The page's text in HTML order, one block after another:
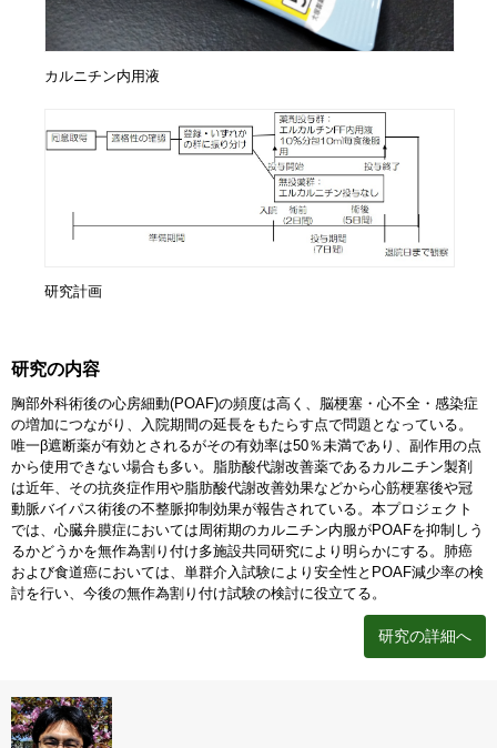
カルニチン内用液
研究計画
研究の内容
胸部外科術後の心房細動(POAF)の頻度は高く、脳梗塞・心不全・感染症
の増加につながり、入院期間の延長をもたらす点で問題となっている。
唯一β遮断薬が有効とされるがその有効率は50％未満であり、副作用の点
から使用できない場合も多い。脂肪酸代謝改善薬であるカルニチン製剤
は近年、その抗炎症作用や脂肪酸代謝改善効果などから心筋梗塞後や冠
動脈バイパス術後の不整脈抑制効果が報告されている。本プロジェクト
では、心臓弁膜症においては周術期のカルニチン内服がPOAFを抑制しう
るかどうかを無作為割り付け多施設共同研究により明らかにする。肺癌
および食道癌においては、単群介入試験により安全性とPOAF減少率の検
討を行い、今後の無作為割り付け試験の検討に役立てる。
研究の詳細へ